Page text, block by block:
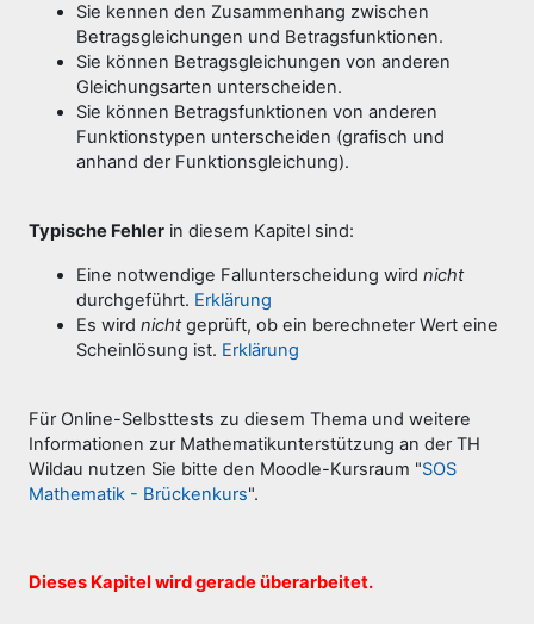
Sie kennen den Zusammenhang zwischen
Betragsgleichungen und Betragsfunktionen.
Sie können Betragsgleichungen von anderen
Gleichungsarten unterscheiden.
Sie können Betragsfunktionen von anderen
Funktionstypen unterscheiden (grafisch und
anhand der Funktionsgleichung).
Typische Fehler in diesem Kapitel sind:
Eine notwendige Fallunterscheidung wird nicht
durchgeführt. Erklärung
Es wird nichtgeprüft, ob ein berechneter Wert eine
Scheinlösung ist. Erklärung
Für Online-Selbsttests zu diesem Thema und weitere
Informationen zur Mathematikunterstützung an der TH
Wildau nutzen Sie bitte den Moodle-Kursraum "SOS
Mathematik - Brückenkurs".
Dieses Kapitel wird gerade überarbeitet.